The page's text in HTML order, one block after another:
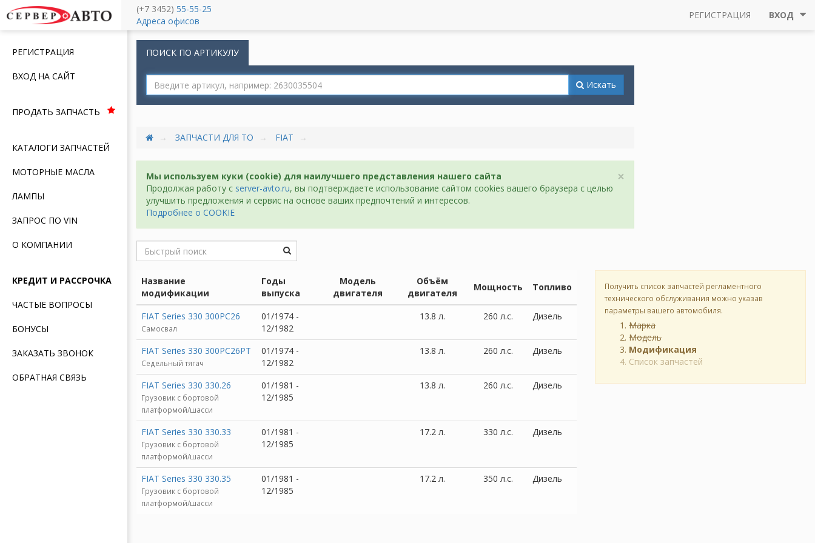
Меню
РЕГИСТРАЦИЯ
ВХОД НА САЙТ
ПРОДАТЬ ЗАПЧАСТЬ
КАТАЛОГИ ЗАПЧАСТЕЙ
МОТОРНЫЕ МАСЛА
ЛАМПЫ
ЗАПРОС ПО VIN
О КОМПАНИИ
КРЕДИТ И РАССРОЧКА
ЧАСТЫЕ ВОПРОСЫ
БОНУСЫ
ЗАКАЗАТЬ ЗВОНОК
ОБРАТНАЯ СВЯЗЬ
(+7 3452) 55-55-25
Адреса офисов
РЕГИСТРАЦИЯ ВХОД
ПОИСК ПО АРТИКУЛУ
Искать
ЗАПЧАСТИ ДЛЯ ТО FIAT
×
Мы используем куки (cookie) для наилучшего представления нашего сайта
Продолжая работу с server-avto.ru, вы подтверждаете использование сайтом cookies вашего браузера с целью
улучшить предложения и сервис на основе ваших предпочтений и интересов.
Подробнее о COOKIE
Получить список запчастей регламентного
технического обслуживания можно указав
параметры вашего автомобиля.
Марка
Модель
Модификация
Список запчастей
Название
модификации
Годы
выпуска
Модель
двигателя
Объём
двигателя
Мощность Топливо
FIAT Series 330 300PC26
Самосвал
01/1974 -
12/1982
13.8 л. 260 л.с. Дизель
FIAT Series 330 300PC26PT
Седельный тягач
01/1974 -
12/1982
13.8 л. 260 л.с. Дизель
FIAT Series 330 330.26
Грузовик c бортовой
платформой/шасси
01/1981 -
12/1985
13.8 л. 260 л.с. Дизель
FIAT Series 330 330.33
Грузовик c бортовой
платформой/шасси
01/1981 -
12/1985
17.2 л. 330 л.с. Дизель
FIAT Series 330 330.35
Грузовик c бортовой
платформой/шасси
01/1981 -
12/1985
17.2 л. 350 л.с. Дизель